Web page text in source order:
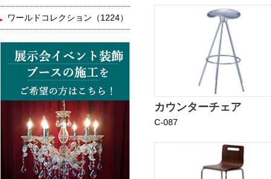
ワールドコレクション（1224）
カウンターチェア
C-087